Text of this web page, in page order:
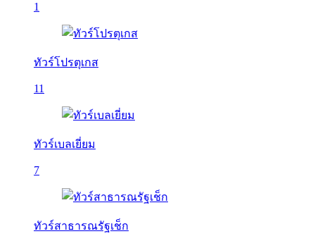
1
ทัวร์โปรตุเกส
11
ทัวร์เบลเยี่ยม
7
ทัวร์สาธารณรัฐเช็ก